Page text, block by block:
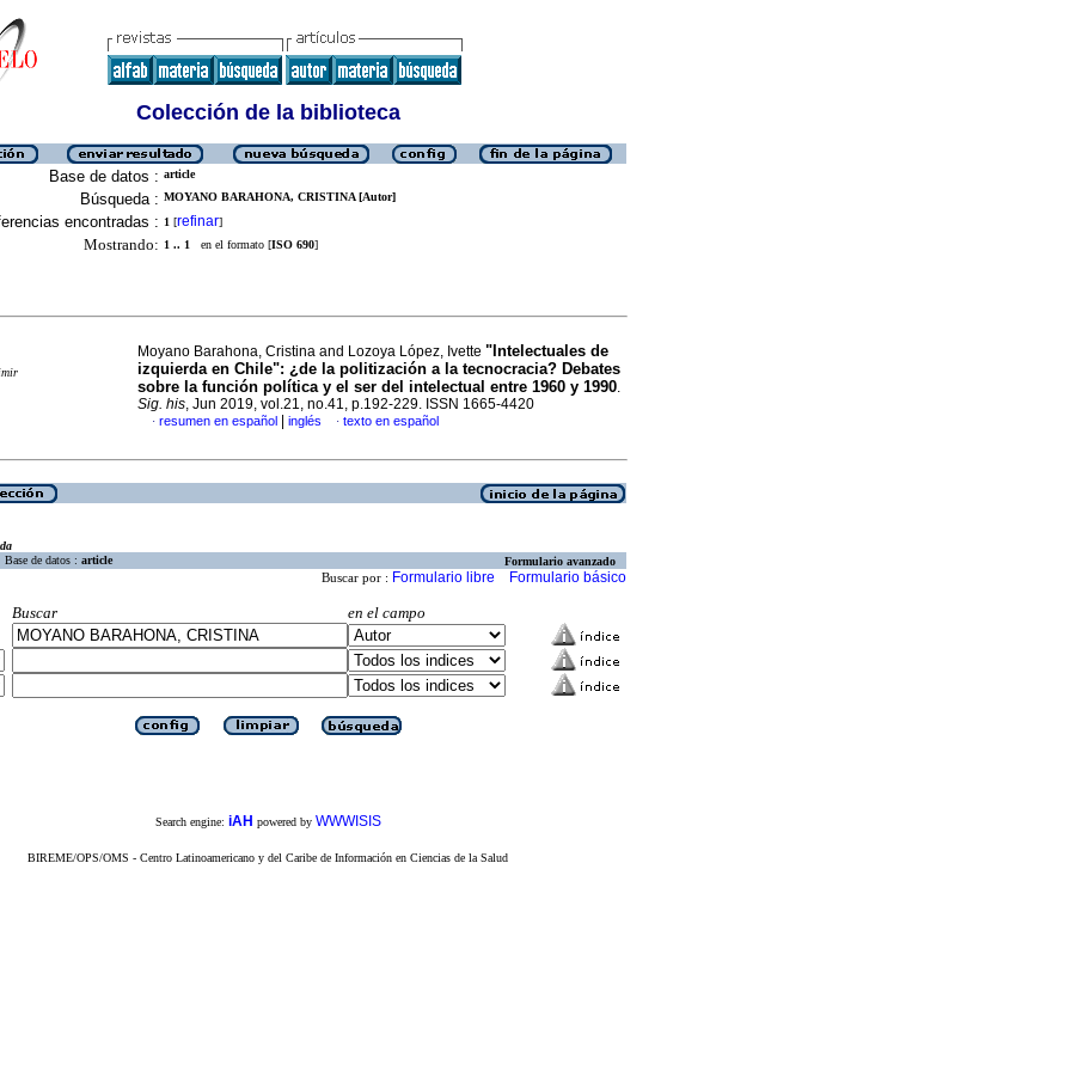
Colección de la biblioteca
Base de datos : article
Búsqueda : MOYANO BARAHONA, CRISTINA [Autor]
encontradas : 1 [refinar]
Mostrando: 1 .. 1 en el formato [ISO 690]
Moyano Barahona, Cristina and Lozoya López, Ivette "Intelectuales de
izquierda en Chile": ¿de la politización a la tecnocracia? Debates
sobre la función política y el ser del intelectual entre 1960 y 1990.
Sig. his, Jun 2019, vol.21, no.41, p.192-229. ISSN 1665-4420
· resumen en español inglés · texto en español
Base de datos : article Formulario avanzado
Buscar por : Formulario libre Formulario básico
Buscar
en el campo
Search engine: iAH powered by WWWISIS
BIREME/OPS/OMS - Centro Latinoamericano y del Caribe de Información en Ciencias de la Salud